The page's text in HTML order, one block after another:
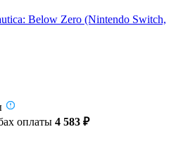
Below Zero (Nintendo Switch,
оплаты 4 583 ₽